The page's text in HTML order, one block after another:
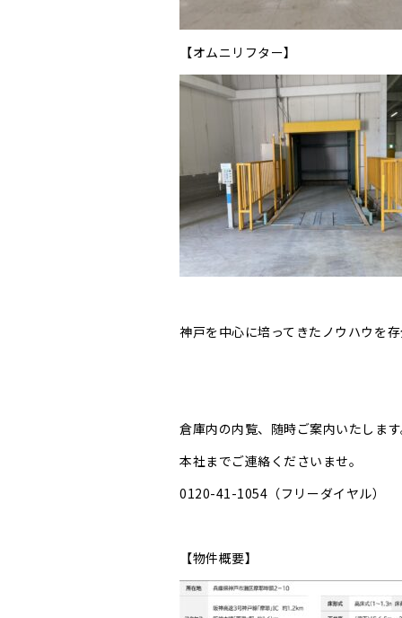
【オムニリフター】
神戸を中心に培ってきたノウハウを
倉庫内の内覧、随時ご案内いたしま
本社までご連絡くださいませ。
0120-41-1054（フリーダイヤル）
【物件概要】